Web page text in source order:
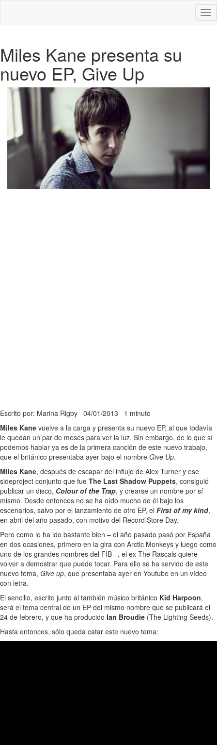
Miles Kane presenta su
nuevo EP, Give Up
Escrito por: Marina Rigby 04/01/2013 1 minuto
Miles Kane vuelve a la carga y presenta su nuevo EP, al que todavía
le quedan un par de meses para ver la luz. Sin embargo, de lo que sí
podemos hablar ya es de la primera canción de este nuevo trabajo,
que el británico presentaba ayer bajo el nombre Give Up.
Miles Kane, después de escapar del influjo de Alex Turner y ese
sideproject conjunto que fue The Last Shadow Puppets, consiguió
publicar un disco, Colour of the Trap, y crearse un nombre por sí
mismo. Desde entonces no se ha oído mucho de él bajo los
escenarios, salvo por el lanzamiento de otro EP, el First of my kind,
en abril del año pasado, con motivo del Record Store Day.
Pero como le ha ido bastante bien – el año pasado pasó por España
en dos ocasiones, primero en la gira con Arctic Monkeys y luego como
uno de los grandes nombres del FIB –, el ex-The Rascals quiere
volver a demostrar que puede tocar. Para ello se ha servido de este
nuevo tema, Give up, que presentaba ayer en Youtube en un vídeo
con letra.
El sencillo, escrito junto al también músico británico Kid Harpoon,
será el tema central de un EP del mismo nombre que se publicará el
24 de febrero, y que ha producido Ian Broudie (The Lighting Seeds).
Hasta entonces, sólo queda catar este nuevo tema: